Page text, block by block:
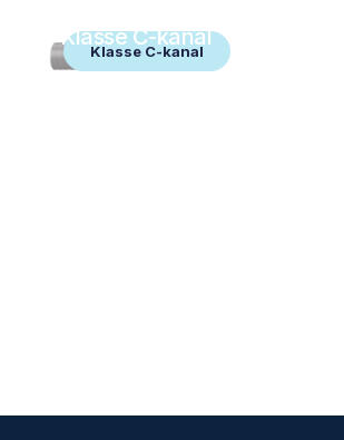
Klasse C-kanal
Klasse C-kanal